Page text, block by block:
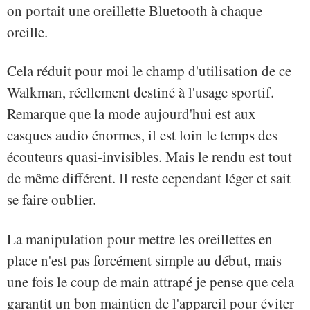
on portait une oreillette Bluetooth à chaque
oreille.
Cela réduit pour moi le champ d'utilisation de ce
Walkman, réellement destiné à l'usage sportif.
Remarque que la mode aujourd'hui est aux
casques audio énormes, il est loin le temps des
écouteurs quasi-invisibles. Mais le rendu est tout
de même différent. Il reste cependant léger et sait
se faire oublier.
La manipulation pour mettre les oreillettes en
place n'est pas forcément simple au début, mais
une fois le coup de main attrapé je pense que cela
garantit un bon maintien de l'appareil pour éviter